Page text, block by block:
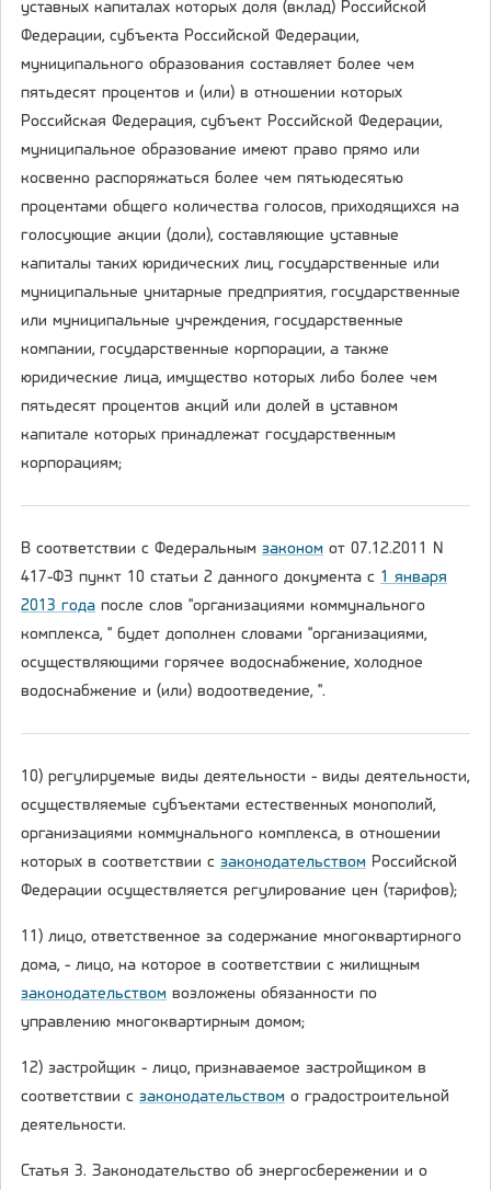
уставных капиталах которых доля (вклад) Российской
Федерации, субъекта Российской Федерации,
муниципального образования составляет более чем
пятьдесят процентов и (или) в отношении которых
Российская Федерация, субъект Российской Федерации,
муниципальное образование имеют право прямо или
косвенно распоряжаться более чем пятьюдесятью
процентами общего количества голосов, приходящихся на
голосующие акции (доли), составляющие уставные
капиталы таких юридических лиц, государственные или
муниципальные унитарные предприятия, государственные
или муниципальные учреждения, государственные
компании, государственные корпорации, а также
юридические лица, имущество которых либо более чем
пятьдесят процентов акций или долей в уставном
капитале которых принадлежат государственным
корпорациям;
В соответствии с Федеральным законом от 07.12.2011 N
417-ФЗ пункт 10 статьи 2 данного документа с 1 января
2013 года после слов "организациями коммунального
комплекса, " будет дополнен словами "организациями,
осуществляющими горячее водоснабжение, холодное
водоснабжение и (или) водоотведение, ".
10) регулируемые виды деятельности - виды деятельности,
осуществляемые субъектами естественных монополий,
организациями коммунального комплекса, в отношении
которых в соответствии с законодательством Российской
Федерации осуществляется регулирование цен (тарифов);
11) лицо, ответственное за содержание многоквартирного
дома, - лицо, на которое в соответствии с жилищным
законодательством возложены обязанности по
управлению многоквартирным домом;
12) застройщик - лицо, признаваемое застройщиком в
соответствии с законодательством о градостроительной
деятельности.
Статья 3. Законодательство об энергосбережении и о